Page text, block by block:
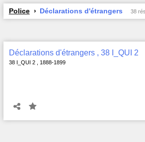
Police Déclarations d'étrangers 38
Déclarations d'étrangers , 38 I_QUI 2
38 I_QUI 2 , 1888-1899